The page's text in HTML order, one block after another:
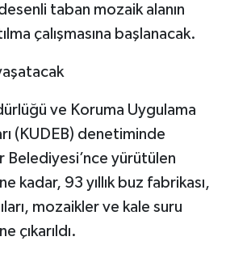
taban mozaik alanın
çalışmasına başlanacak.
ve Koruma Uygulama
(KUDEB) denetiminde
Belediyesi’nce yürütülen
kadar, 93 yıllık buz fabrikası,
mozaikler ve kale suru
çıkarıldı.